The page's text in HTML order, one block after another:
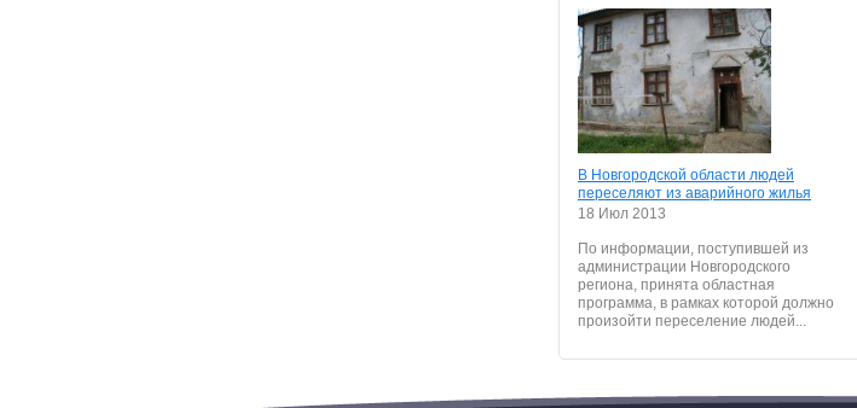
В Новгородской области людей
переселяют из аварийного жилья
18 Июл 2013
По информации, поступившей из
администрации Новгородского
региона, принята областная
программа, в рамках которой должно
произойти переселение людей...